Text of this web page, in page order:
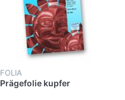
FOLIA
Prägefolie kupfer